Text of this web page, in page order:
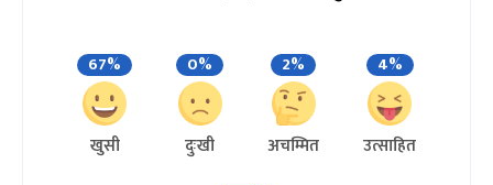
67%
खुसी
0%
दुःखी
2%
अचम्मित
4%
उत्साहित